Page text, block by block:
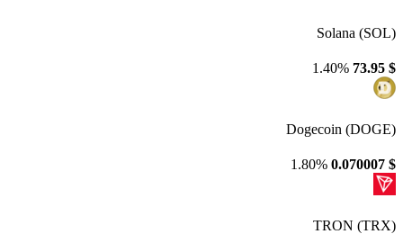
Solana (SOL)
$
73.95
1.40%
Dogecoin (DOGE)
$
0.070007
1.80%
TRON (TRX)